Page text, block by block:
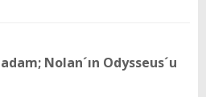
Nolan´ın Odysseus´u